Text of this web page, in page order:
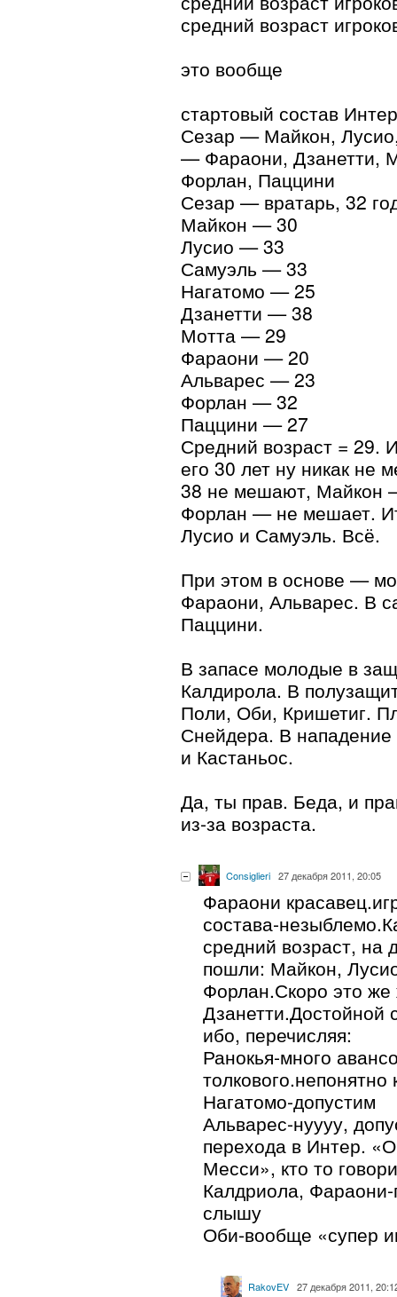
средний возраст
это вообще
стартовый состав
Сезар — Майкон,
— Фараони, Дзанетти,
Форлан, Паццини
Сезар — вратарь, 32
Майкон — 30
Лусио — 33
Самуэль — 33
Нагатомо — 25
Дзанетти — 38
Мотта — 29
Фараони — 20
Альварес — 23
Форлан — 32
Паццини — 27
Средний возраст = 29.
его 30 лет ну никак не
38 не мешают, Майкон
Форлан — не мешает.
Лусио и Самуэль. Всё.
При этом в основе —
Фараони, Альварес. В
Паццини.
В запасе молодые в
Калдирола. В
Поли, Оби, Кришетиг.
Снейдера. В
и Кастаньос.
Да, ты прав. Беда, и
из-за возраста.
Consiglieri 27 декабря 2011, 20:05
Фараони
состава-
средний возраст, на
пошли: Майкон,
Форлан.Скоро это
ибо, перечисляя:
Ранокья-много
толкового.непонятно
Нагатомо-допустим
Альварес-нуууу,
перехода в Интер.
Месси», кто то
Калдриола,
слышу
Оби-вообще «супер
RakovEV 27 декабря 2011,